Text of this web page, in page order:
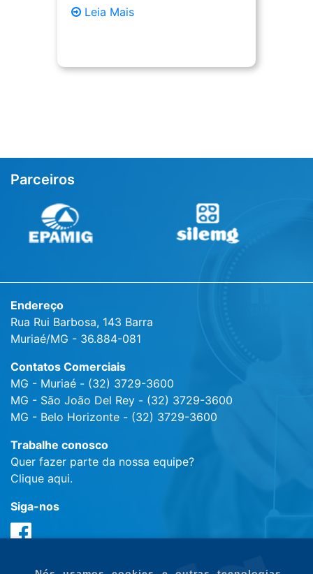
Leia Mais
Parceiros
Endereço
Rua Rui Barbosa, 143 Barra
Muriaé/MG - 36.884-081
Contatos Comerciais
MG - Muriaé - (32) 3729-3600
MG - São João Del Rey - (32) 3729-3600
MG - Belo Horizonte - (32) 3729-3600
Trabalhe conosco
Quer fazer parte da nossa equipe?
Clique aqui.
Siga-nos